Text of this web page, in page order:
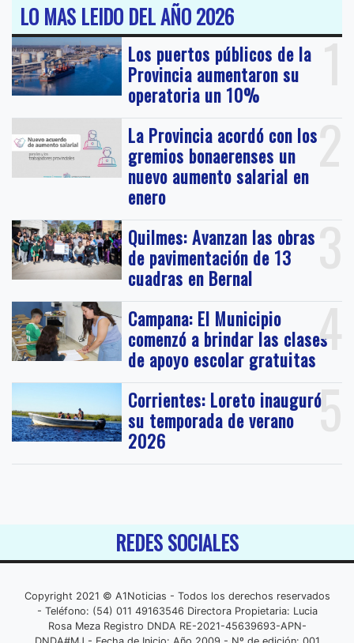
LO MAS LEIDO DEL AÑO 2026
1
Los puertos públicos de la
Provincia aumentaron su
operatoria un 10%
2
La Provincia acordó con los
gremios bonaerenses un
nuevo aumento salarial en
enero
3
Quilmes: Avanzan las obras
de pavimentación de 13
cuadras en Bernal
4
Campana: El Municipio
comenzó a brindar las clases
de apoyo escolar gratuitas
5
Corrientes: Loreto inauguró
su temporada de verano
2026
REDES SOCIALES
Copyright 2021 © A1Noticias - Todos los derechos reservados
- Teléfono: (54) 011 49163546 Directora Propietaria: Lucia
Rosa Meza Registro DNDA RE-2021-45639693-APN-